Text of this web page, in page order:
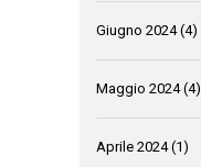
Giugno 2024(4)
Maggio 2024(4)
Aprile 2024(1)